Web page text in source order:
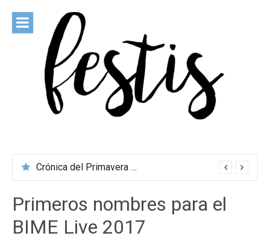
contenido
Crónica del Primavera Sound Porto 2026
Primeros nombres para el
BIME Live 2017